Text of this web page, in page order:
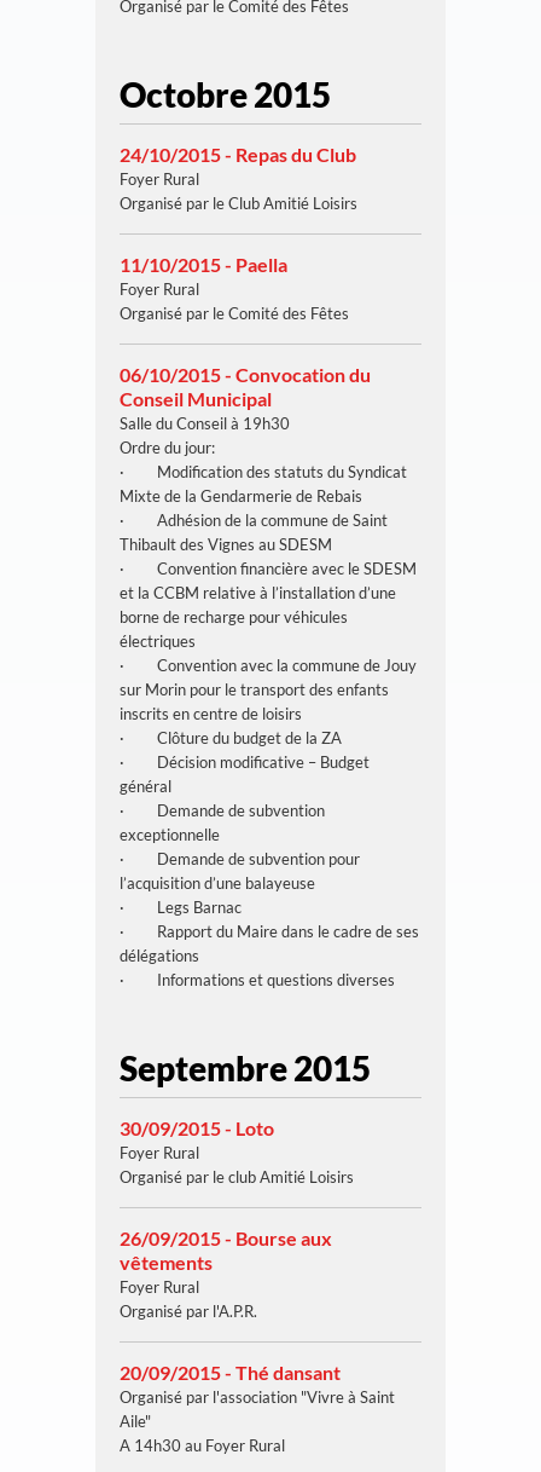
Organisé par le Comité des Fêtes
Octobre 2015
24/10/2015 - Repas du Club
Foyer Rural
Organisé par le Club Amitié Loisirs
11/10/2015 - Paella
Foyer Rural
Organisé par le Comité des Fêtes
06/10/2015 - Convocation du
Conseil Municipal
Salle du Conseil à 19h30
Ordre du jour:
· Modification des statuts du Syndicat
Mixte de la Gendarmerie de Rebais
· Adhésion de la commune de Saint
Thibault des Vignes au SDESM
· Convention financière avec le SDESM
et la CCBM relative à l’installation d’une
borne de recharge pour véhicules
électriques
· Convention avec la commune de Jouy
sur Morin pour le transport des enfants
inscrits en centre de loisirs
· Clôture du budget de la ZA
· Décision modificative – Budget
général
· Demande de subvention
exceptionnelle
· Demande de subvention pour
l’acquisition d’une balayeuse
· Legs Barnac
· Rapport du Maire dans le cadre de ses
délégations
· Informations et questions diverses
Septembre 2015
30/09/2015 - Loto
Foyer Rural
Organisé par le club Amitié Loisirs
26/09/2015 - Bourse aux
vêtements
Foyer Rural
Organisé par l'A.P.R.
20/09/2015 - Thé dansant
Organisé par l'association "Vivre à Saint
Aile"
A 14h30 au Foyer Rural